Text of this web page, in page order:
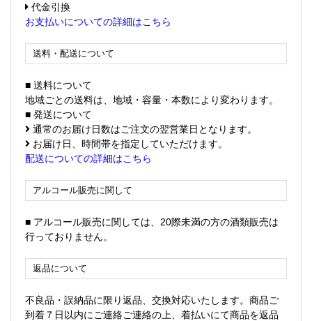
代金引換
お支払いについての詳細はこちら
送料・配送について
■ 送料について
地域ごとの送料は、地域・容量・本数により変わります。
■ 発送について
通常のお届け日数はご注文の翌営業日となります。
お届け日、時間帯を指定していただけます。
配送についての詳細はこちら
アルコール販売に関して
■ アルコール販売に関しては、20際未満の方の酒類販売は
行っておりません。
返品について
不良品・誤納品に限り返品、交換対応いたします。商品ご
到着７日以内にご連絡ご連絡の上、着払いにて商品を返品